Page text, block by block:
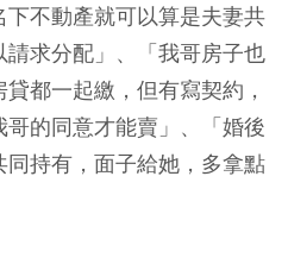
下不動產就可以算是夫妻共
求分配」、「我哥房子也
都一起繳，但有寫契約，
的同意才能賣」、「婚後
持有，面子給她，多拿點